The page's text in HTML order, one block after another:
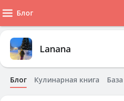
Блог
Lanana
Блог Кулинарная книга